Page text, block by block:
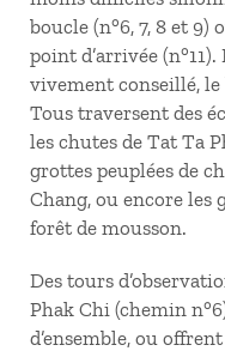
boucle (n°6, 7, 8 et
point d’arrivée
vivement conseillé,
Tous traversent des
les chutes de Tat Ta
grottes peuplées de
Chang, ou encore les
forêt de mousson.
Des tours
Phak Chi (chemin
d’ensemble, ou